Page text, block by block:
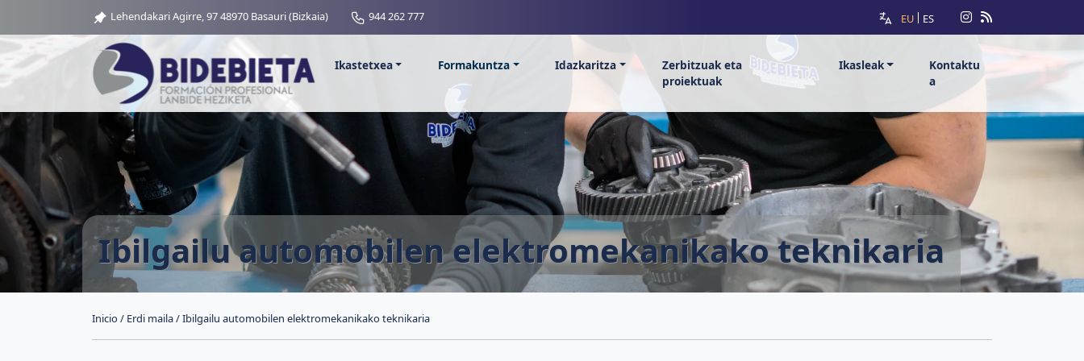
Lehendakari Agirre, 97 48970 Basauri (Bizkaia) 944 262 777 EU ES
Ikastetxea Formakuntza Idazkaritza
Zerbitzuak eta
proiektuak
Ikasleak
Kontaktu
a
Ibilgailu automobilen elektromekanikako teknikaria
Inicio / Erdi maila/ Ibilgailu automobilen elektromekanikako teknikaria